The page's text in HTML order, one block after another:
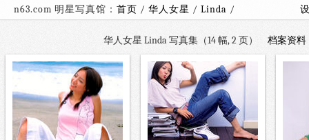
n63.com 明星写真馆： 首页 / 华人女星 / Linda /
华人女星 Linda 写真集（14 幅, 2 页） 档案资料